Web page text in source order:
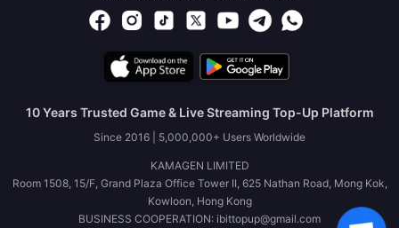
10 Years Trusted Game & Live Streaming Top-Up Platform
Since 2016 | 5,000,000+ Users Worldwide
KAMAGEN LIMITED
Room 1508, 15/F, Grand Plaza Office Tower II, 625 Nathan Road, Mong Kok,
Kowloon, Hong Kong
BUSINESS COOPERATION: ibittopup@gmail.com